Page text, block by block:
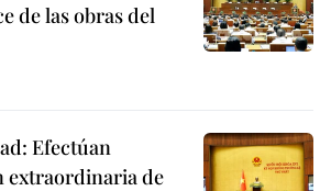
de las obras del
Efectúan
de